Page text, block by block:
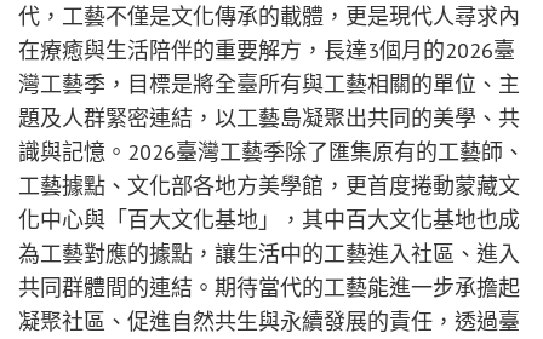
代，工藝不僅是文化傳承的載體，更是現代人尋求內
在療癒與生活陪伴的重要解方，長達3個月的2026臺
灣工藝季，目標是將全臺所有與工藝相關的單位、主
題及人群緊密連結，以工藝島凝聚出共同的美學、共
識與記憶。2026臺灣工藝季除了匯集原有的工藝師、
工藝據點、文化部各地方美學館，更首度捲動蒙藏文
化中心與「百大文化基地」，其中百大文化基地也成
為工藝對應的據點，讓生活中的工藝進入社區、進入
共同群體間的連結。期待當代的工藝能進一步承擔起
凝聚社區、促進自然共生與永續發展的責任，透過臺